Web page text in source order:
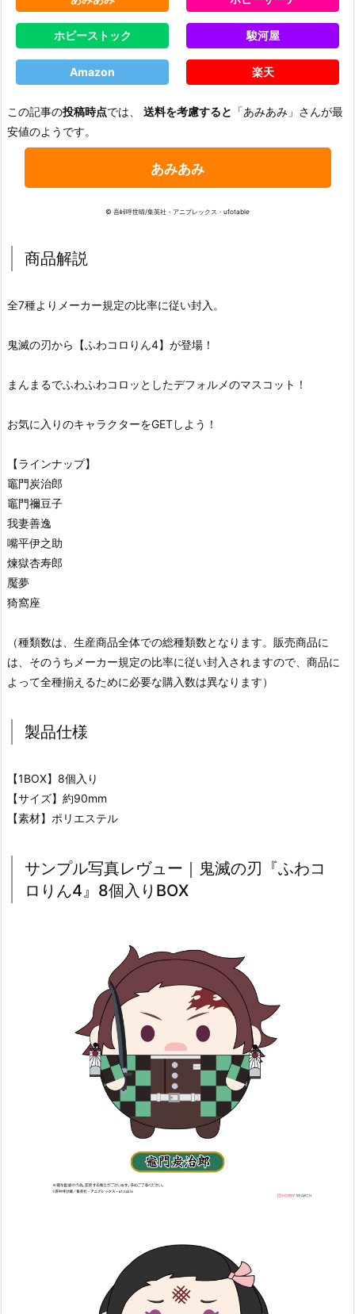
ホビーストック 駿河屋
Amazon 楽天
この記事の投稿時点では、 送料を考慮すると 「あみあみ」さんが最
安値のようです。
あみあみ
© 吾峠呼世晴/集英社・アニプレックス・ufotable
商品解説
全7種よりメーカー規定の比率に従い封入。
鬼滅の刃から【ふわコロりん4】が登場！
まんまるでふわふわコロッとしたデフォルメのマスコット！
お気に入りのキャラクターをGETしよう！
【ラインナップ】
竈門炭治郎
竈門禰豆子
我妻善逸
嘴平伊之助
煉獄杏寿郎
魘夢
猗窩座
（種類数は、生産商品全体での総種類数となります。販売商品に
は、そのうちメーカー規定の比率に従い封入されますので、商品に
よって全種揃えるために必要な購入数は異なります）
製品仕様
【1BOX】8個入り
【サイズ】約90mm
【素材】ポリエステル
サンプル写真レヴュー｜鬼滅の刃『ふわコ
ロりん4』8個入りBOX